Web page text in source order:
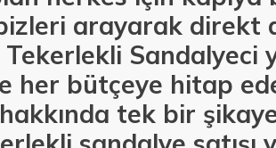
arayarak direkt
Tekerlekli Sandalyeci
her bütçeye hitap
tek bir